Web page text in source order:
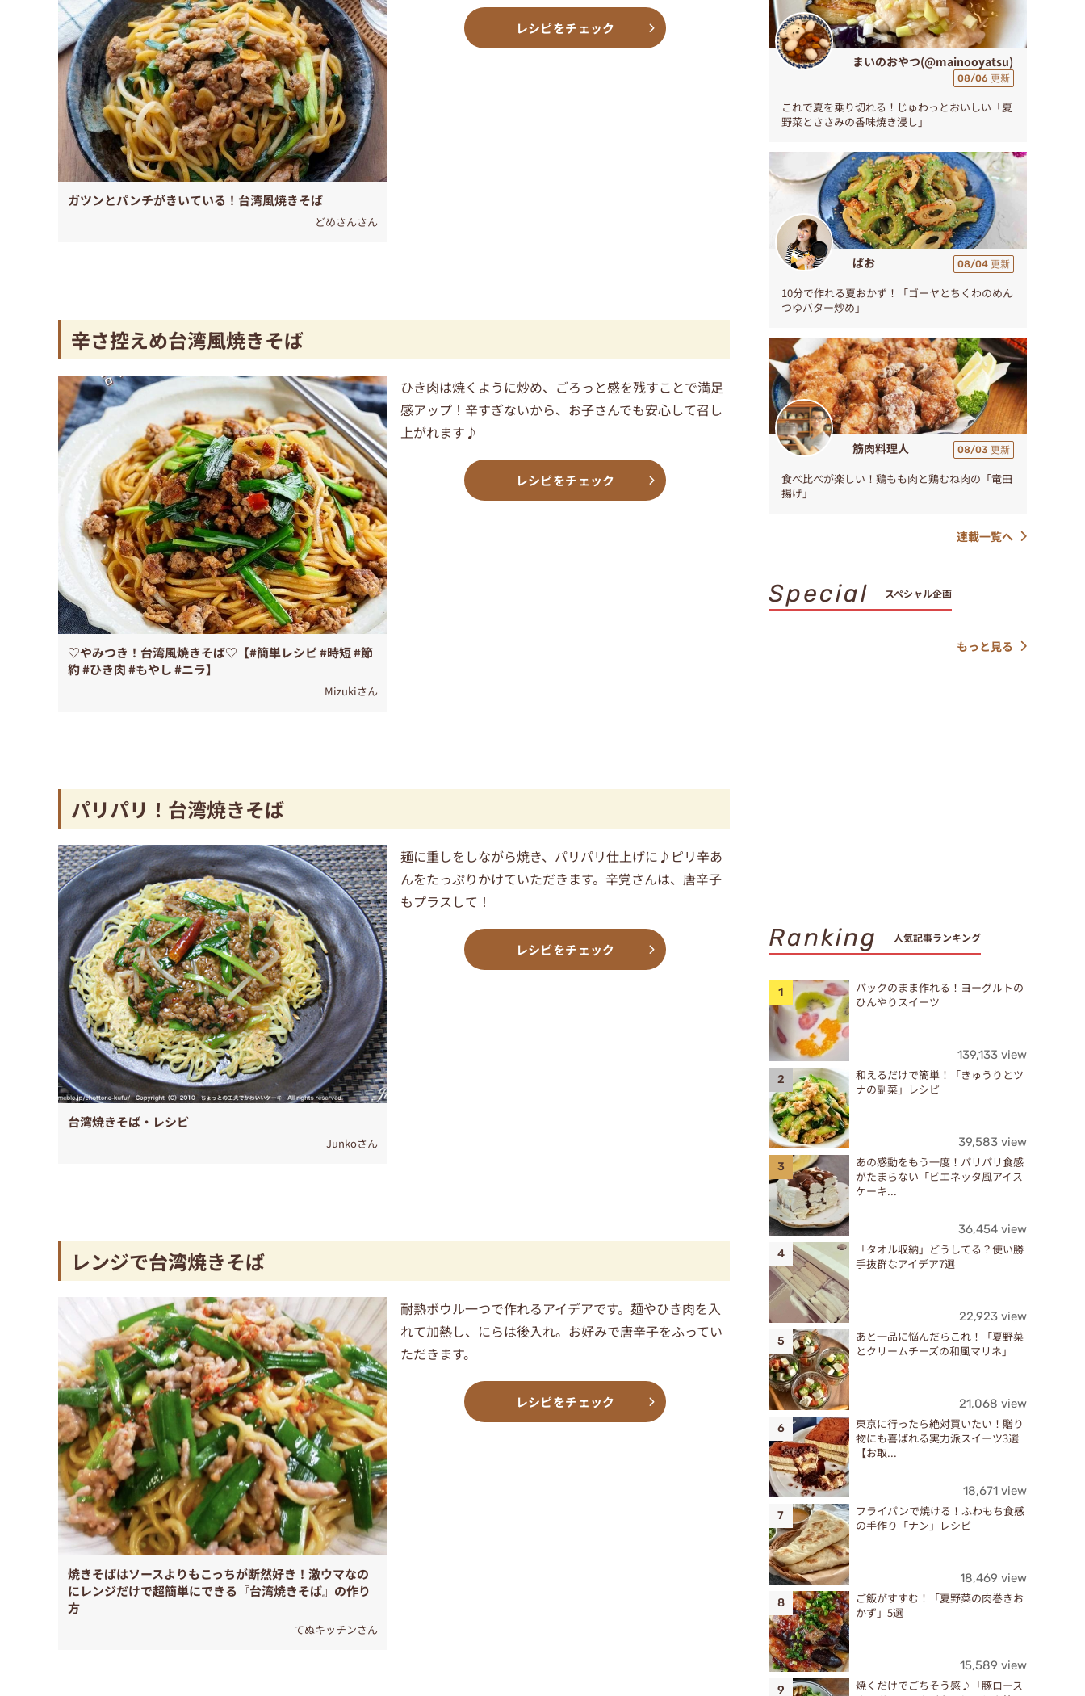
ガツンとパンチがきいている！台湾風焼きそば
どめさんさん
レシピをチェック
辛さ控えめ台湾風焼きそば
♡やみつき！台湾風焼きそば♡【#簡単レシピ #時短 #節
約 #ひき肉 #もやし #ニラ】
Mizukiさん
ひき肉は焼くように炒め、ごろっと感を残すことで満足
感アップ！辛すぎないから、お子さんでも安心して召し
上がれます♪
レシピをチェック
パリパリ！台湾焼きそば
台湾焼きそば・レシピ
Junkoさん
麺に重しをしながら焼き、パリパリ仕上げに♪ピリ辛あ
んをたっぷりかけていただきます。辛党さんは、唐辛子
もプラスして！
レシピをチェック
レンジで台湾焼きそば
焼きそばはソースよりもこっちが断然好き！激ウマなの
にレンジだけで超簡単にできる『台湾焼きそば』の作り
方
てぬキッチンさん
耐熱ボウル一つで作れるアイデアです。麺やひき肉を入
れて加熱し、にらは後入れ。お好みで唐辛子をふってい
ただきます。
レシピをチェック
まいのおやつ(@mainooyatsu)
08/06 更新
これで夏を乗り切れる！じゅわっとおいしい「夏
野菜とささみの香味焼き浸し」
ぱお 08/04 更新
10分で作れる夏おかず！「ゴーヤとちくわのめん
つゆバター炒め」
筋肉料理人 08/03 更新
食べ比べが楽しい！鶏もも肉と鶏むね肉の「竜田
揚げ」
連載一覧へ
Special スペシャル企画
もっと見る
Ranking 人気記事ランキング
パックのまま作れる！ヨーグルトの
ひんやりスイーツ
139,133 view
和えるだけで簡単！「きゅうりとツ
ナの副菜」レシピ
39,583 view
あの感動をもう一度！パリパリ食感
がたまらない「ビエネッタ風アイス
ケーキ...
36,454 view
「タオル収納」どうしてる？使い勝
手抜群なアイデア7選
22,923 view
あと一品に悩んだらこれ！「夏野菜
とクリームチーズの和風マリネ」
21,068 view
東京に行ったら絶対買いたい！贈り
物にも喜ばれる実力派スイーツ3選
【お取...
18,671 view
フライパンで焼ける！ふわもち食感
の手作り「ナン」レシピ
18,469 view
ご飯がすすむ！「夏野菜の肉巻きお
かず」5選
15,589 view
焼くだけでごちそう感♪「豚ロース